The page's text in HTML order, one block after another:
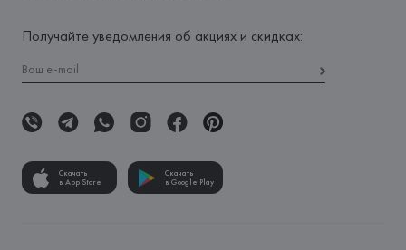
Получайте уведомления об акциях и скидках:
Скачать
в App Store
Скачать
в Google Play